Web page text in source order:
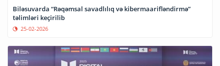
Biləsuvarda “Rəqəmsal savadlılıq və kibermaarifləndirmə”
təlimləri keçirilib
25-02-2026